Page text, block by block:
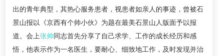
出的青年典型，其热心服务患者，视患者如亲人的事迹，曾被石
景山报以《京西有个帅小伙》为题在最美石景山人版面予以报
道。会上张帅同志首先分享了自己求学、工作的成长经历和感
悟，他表示作为一名医生，要耐心、细致地工作，及时发现并治